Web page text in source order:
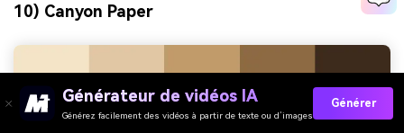
10) Canyon Paper
Générateur de vidéos IA
Générez facilement des vidéos à partir de texte ou d’images
Générer